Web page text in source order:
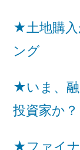
★土地購入
ング
★いま、融
投資家か？
★ファイ